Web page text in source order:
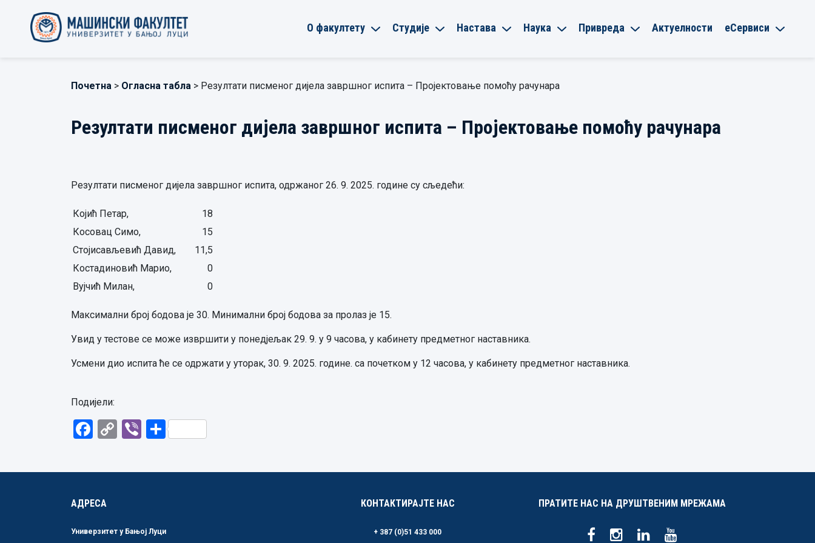
О факултету Студије Настава Наука Привреда Актуелности еСервиси
Почетна > Огласна табла > Резултати писменог дијела завршног испита – Пројектовање помоћу рачунара
Резултати писменог дијела завршног испита – Пројектовање помоћу рачунара
Резултати писменог дијела завршног испита, одржаног 26. 9. 2025. године су сљедећи:
Којић Петар,
18
Косовац Симо,
15
Стојисављевић Давид,
11,5
Костадиновић Марио,
0
Вујчић Милан,
0
Максимални број бодова је 30. Минимални број бодова за пролаз је 15.
Увид у тестове се може извршити у понедјељак 29. 9. у 9 часова, у кабинету предметног наставника.
Усмени дио испита ће се одржати у уторак, 30. 9. 2025. године. са почетком у 12 часова, у кабинету предметног наставника.
Подијели:
Facebook
CopyViberShare
АДРЕСА
Универзитет у Бањој Луци
КОНТАКТИРАЈТЕ НАС
+ 387 (0)51 433 000
ПРАТИТЕ НАС НА ДРУШТВЕНИМ МРЕЖАМА